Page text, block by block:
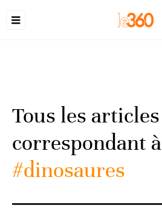
Tous les articles
correspondant à
#dinosaures